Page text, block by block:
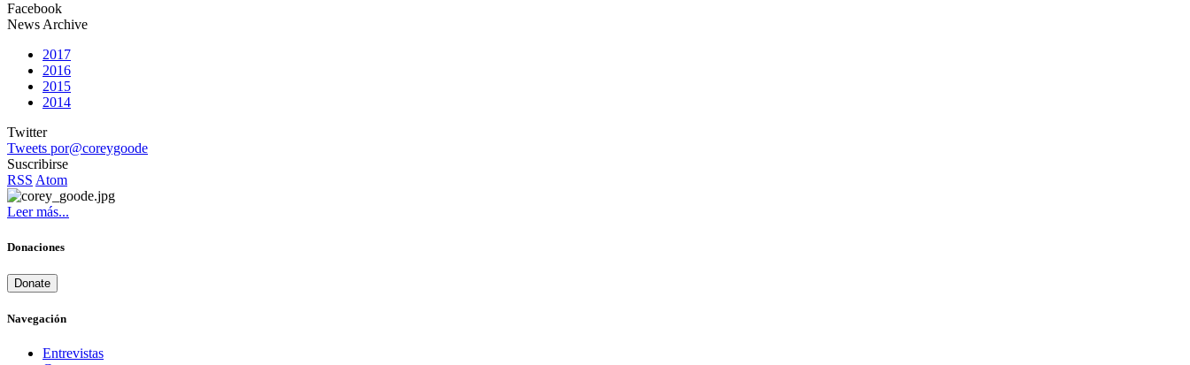
Facebook
News Archive
2017
2016
2015
2014
Twitter
Tweets por@coreygoode
Suscribirse
RSS Atom
Leer más...
Donaciones
Donate
Navegación
Entrevistas